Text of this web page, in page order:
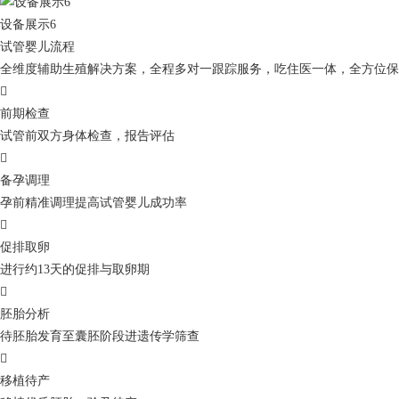
设备展示6
试管婴儿流程
全维度辅助生殖解决方案，全程多对一跟踪服务，吃住医一体，全方位

前期检查
试管前双方身体检查，报告评估

备孕调理
孕前精准调理提高试管婴儿成功率

促排取卵
进行约13天的促排与取卵期

胚胎分析
待胚胎发育至囊胚阶段进遗传学筛查

移植待产